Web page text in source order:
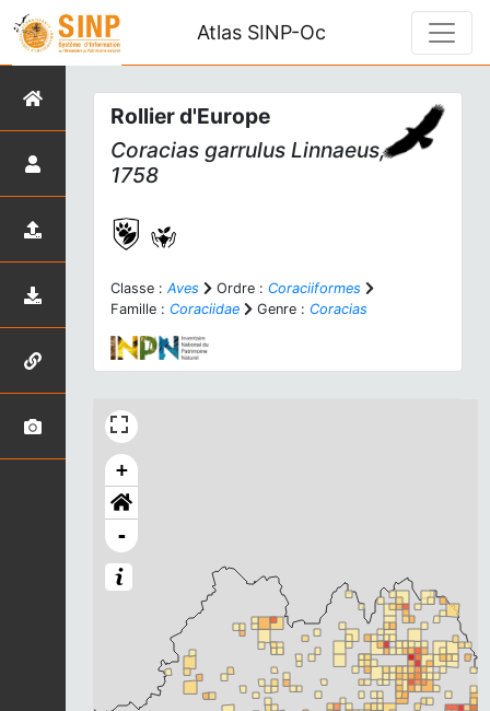
Atlas SINP-Oc
Rollier d'Europe
Coracias garrulus Linnaeus,
1758
Classe : Aves Ordre : Coraciiformes
Famille : Coraciidae Genre : Coracias
+
-